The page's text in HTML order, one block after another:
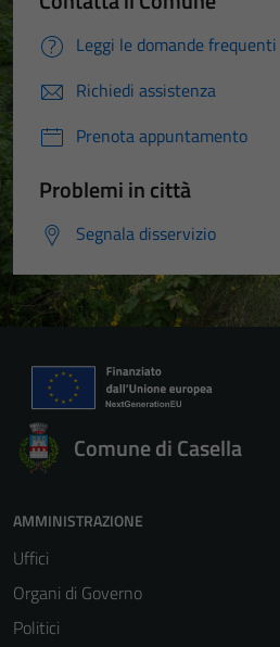
Leggi le domande frequenti
Richiedi assistenza
Prenota appuntamento
Problemi in città
Segnala disservizio
Comune di Casella
AMMINISTRAZIONE
Uffici
Organi di Governo
Politici